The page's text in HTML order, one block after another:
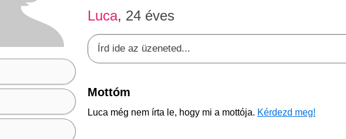
Luca, 24 éves
Mottóm
Luca még nem írta le, hogy mi a mottója. Kérdezd meg!